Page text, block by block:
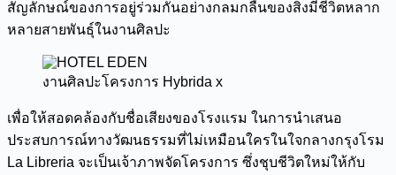
สัญลักษณ์ของการอยู่ร่วมกันอย่างกลมกลืนของสิ่งมีชีวิตหลาก
หลายสายพันธุ์ในงานศิลปะ
งานศิลปะโครงการ Hybrida x
เพื่อให้สอดคล้องกับชื่อเสียงของโรงแรม ในการนำเสนอ
ประสบการณ์ทางวัฒนธรรมที่ไม่เหมือนใครในใจกลางกรุงโรม
La Libreria จะเป็นเจ้าภาพจัดโครงการ ซึ่งชุบชีวิตใหม่ให้กับ